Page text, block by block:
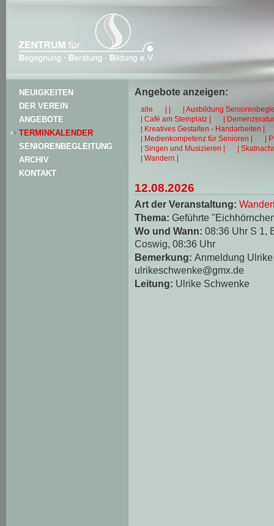
NEUIGKEITEN
DER VEREIN
ANGEBOTE
TERMINKALENDER
SENIORENBEGLEITUNG
ARCHIV
KONTAKT
Angebote anzeigen:
alle | |
| Ausbildung
| Café am Steinplatz |
|
| Kreatives Gestalten - Handarbeiten |
| Medienkompetenz für Senioren |
|
| Singen und Musizieren |
|
| Wandern |
12.08.2026
Art der Veranstaltung:
Thema: Geführte
Wo und Wann: 08:36 Uhr S 1,
Coswig, 08:36 Uhr
Bemerkung: Anmeldung
ulrikeschwenke@gmx.de
Leitung: Ulrike Schwenke